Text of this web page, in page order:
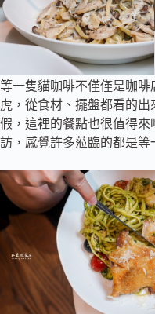
等一隻貓咖啡不僅僅是咖
虎，從食材、擺盤都看的
假，這裡的餐點也很值得
訪，感覺許多蒞臨的都是等